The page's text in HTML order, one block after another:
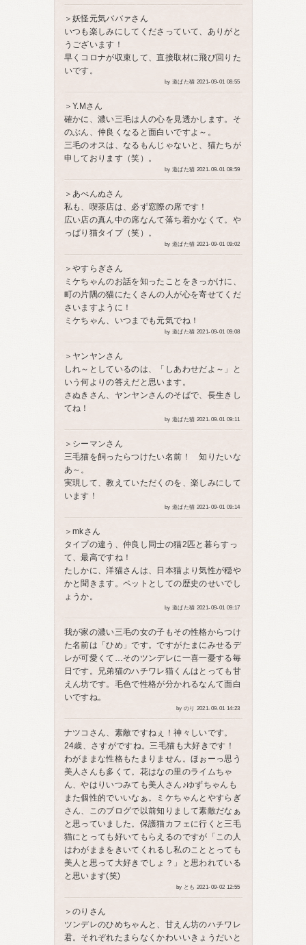
＞妖怪元気ババァさん
いつも楽しみにしてくださっていて、ありがと
うございます！
早くコロナが収束して、直接取材に飛び回りた
いです。
by 道ばた猫 2021-09-01 08:55
＞Y.Mさん
確かに、濃い三毛は人の心を見透かします。そ
のぶん、仲良くなると面白いですよ～。
三毛のオスは、なるもんじゃないと、猫たちが
申しております（笑）。
by 道ばた猫 2021-09-01 08:59
＞あべんぬさん
私も、喫茶店は、必ず窓際の席です！
広い店の真ん中の席なんて落ち着かなくて。や
っぱり猫タイプ（笑）。
by 道ばた猫 2021-09-01 09:02
＞やすらぎさん
ミケちゃんのお話を知ったことをきっかけに、
町の片隅の猫にたくさんの人が心を寄せてくだ
さいますように！
ミケちゃん、いつまでも元気でね！
by 道ばた猫 2021-09-01 09:08
＞ヤンヤンさん
しれ～としているのは、「しあわせだよ～」と
いう何よりの答えだと思います。
さぬきさん、ヤンヤンさんのそばで、長生きし
てね！
by 道ばた猫 2021-09-01 09:11
＞シーマンさん
三毛猫を飼ったらつけたい名前！ 知りたいな
あ～。
実現して、教えていただくのを、楽しみにして
います！
by 道ばた猫 2021-09-01 09:14
＞mkさん
タイプの違う、仲良し同士の猫2匹と暮らすっ
て、最高ですね！
たしかに、洋猫さんは、日本猫より気性が穏や
かと聞きます。ペットとしての歴史のせいでし
ょうか。
by 道ばた猫 2021-09-01 09:17
我が家の濃い三毛の女の子もその性格からつけ
た名前は「ひめ」です。ですがたまにみせるデ
レが可愛くて…そのツンデレに一喜一憂する毎
日です。兄弟猫のハチワレ猫くんはとっても甘
えん坊です。毛色で性格が分かれるなんて面白
いですね。
by のり 2021-09-01 14:23
ナツコさん、素敵ですねぇ！神々しいです。
24歳、さすがですね。三毛猫も大好きです！
わがままな性格もたまりません。ほぉーっ思う
美人さんも多くて。花はなの里のライムちゃ
ん、やはりいつみても美人さん♪ゆずちゃんも
また個性的でいいなぁ。ミケちゃんとやすらぎ
さん、このブログで以前知りまして素敵だなぁ
と思っていました。保護猫カフェに行くと三毛
猫にとっても好いてもらえるのですが「この人
はわがままをきいてくれるし私のこととっても
美人と思って大好きでしょ？」と思われている
と思います(笑)
by とも 2021-09-02 12:55
＞のりさん
ツンデレのひめちゃんと、甘えん坊のハチワレ
君。それぞれたまらなくかわいいきょうだいと